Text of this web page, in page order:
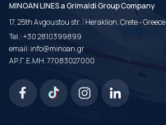
MINOAN LINES a Grimaldi Group Company
17, 25th Avgoustou str. | Heraklion, Crete - Greece
Tel.:+30 2810399899
email:info@minoan.gr
ΑΡ.Γ.Ε.ΜΗ. 77083027000